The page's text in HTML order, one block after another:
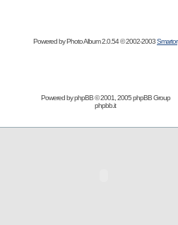
Powered by Photo Album 2.0.54 © 2002-2003Smartor
Powered byphpBB© 2001, 2005 phpBB Group
phpbb.it